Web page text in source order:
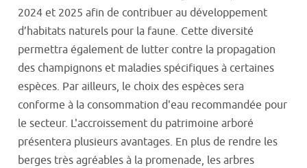
2024 et 2025 afin de contribuer au développement
d’habitats naturels pour la faune. Cette diversité
permettra également de lutter contre la propagation
des champignons et maladies spécifiques à certaines
espèces. Par ailleurs, le choix des espèces sera
conforme à la consommation d'eau recommandée pour
le secteur. L'accroissement du patrimoine arboré
présentera plusieurs avantages. En plus de rendre les
berges très agréables à la promenade, les arbres